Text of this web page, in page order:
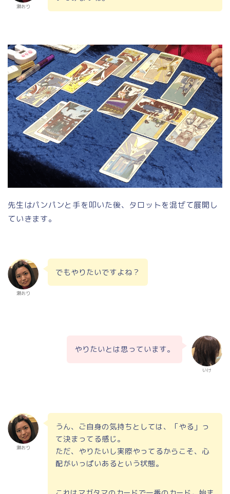
瀬おり
先生はパンパンと手を叩いた後、タロットを混ぜて展開し
ていきます。
瀬おり
でもやりたいですよね？
いけ
やりたいとは思っています。
瀬おり
うん、ご自身の気持ちとしては、「やる」っ
て決まってる感じ。
ただ、やりたいし実際やってるからこそ、心
配がいっぱいあるという状態。